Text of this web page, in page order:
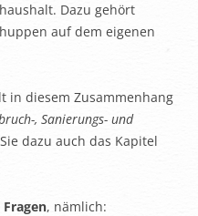
Dazu gehört
auf dem eigenen
in diesem Zusammenhang
, Sanierungs- und
dazu auch das Kapitel
, nämlich: